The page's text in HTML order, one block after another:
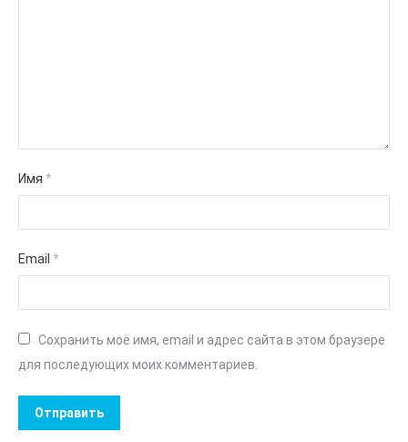
Имя *
Email *
Сохранить моё имя, email и адрес сайта в этом браузере
для последующих моих комментариев.